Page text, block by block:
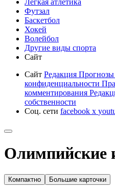
Легкая атлетика
Футзал
Баскетбол
Хокей
Волейбол
Другие виды спорта
Сайт
Сайт Редакция Прогнозы
конфиденциальности
комментирования
собственности
Соц. сети facebook x
Олимпийские
Компактно Большие карточки